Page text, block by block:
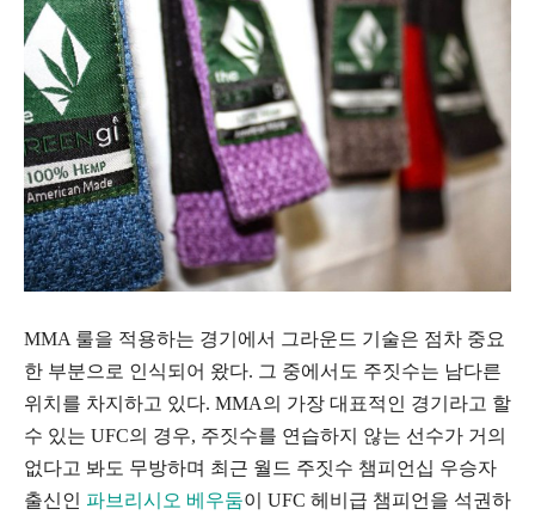
MMA 룰을 적용하는 경기에서 그라운드 기술은 점차 중요
한 부분으로 인식되어 왔다. 그 중에서도 주짓수는 남다른
위치를 차지하고 있다. MMA의 가장 대표적인 경기라고 할
수 있는 UFC의 경우, 주짓수를 연습하지 않는 선수가 거의
없다고 봐도 무방하며 최근 월드 주짓수 챔피언십 우승자
출신인 파브리시오 베우둠이 UFC 헤비급 챔피언을 석권하